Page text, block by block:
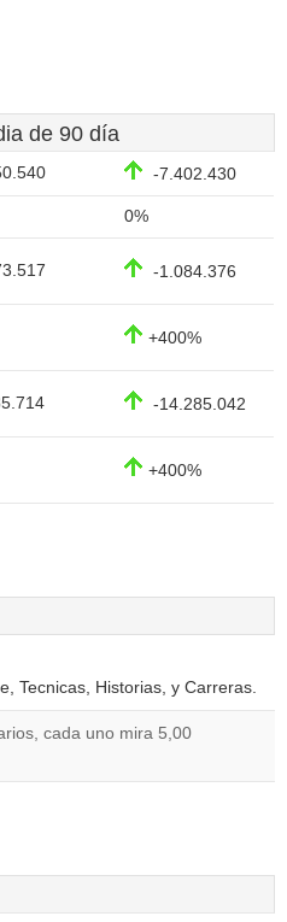
de 90 día
-7.402.430
0%
-1.084.376
+400%
-14.285.042
+400%
Tecnicas, Historias, y Carreras.
cada uno mira 5,00